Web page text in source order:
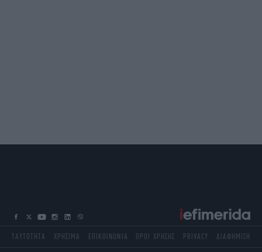
ΤΑΥΤΟΤΗΤΑ ΧΡΗΣΙΜΑ ΕΠΙΚΟΙΝΩΝΙΑ ΟΡΟΙ ΧΡΗΣΗΣ PRIVACY ΔΙΑΦΗΜΙΣΗ